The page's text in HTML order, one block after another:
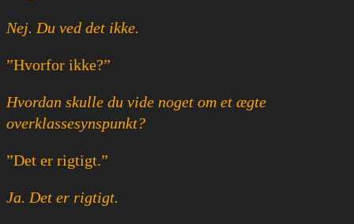
Nej. Du ved det ikke.
”Hvorfor ikke?”
Hvordan skulle du vide noget om et ægte
overklassesynspunkt?
”Det er rigtigt.”
Ja. Det er rigtigt.